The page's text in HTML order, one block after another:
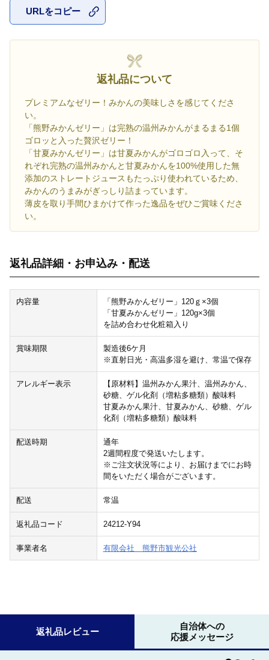
URLをコピー
返礼品について
プレミアムなゼリー！みかんの美味しさを感じてくださ
い。
「熊野みかんゼリー」は完熟の温州みかんがまるまる1個
ゴロッと入った贅沢ゼリー！
「甘夏みかんゼリー」は甘夏みかんがゴロゴロ入って、そ
れぞれ完熟の温州みかんと甘夏みかんを100%使用した無
添加のストレートジュースもたっぷり使われているため、
みかんのうまみがぎっしり詰まっています。
薄皮を取り手間ひまかけて作った逸品をぜひご賞味くださ
い。
返礼品詳細・お申込み・配送
内容量
「熊野みかんゼリー」120ｇ×3個
「甘夏みかんゼリー」120g×3個
を詰め合わせ化粧箱入り
賞味期限
製造後6ケ月
※直射日光・高温多湿を避け、常温で保存
アレルギー表示
【原材料】温州みかん果汁、温州みかん、
砂糖、ゲル化剤（増粘多糖類）酸味料
甘夏みかん果汁、甘夏みかん、砂糖、ゲル
化剤（増粘多糖類）酸味料
配送時期
通年
2週間程度で発送いたします。
※ご注文状況等により、お届けまでにお時
間をいただく場合がございます。
配送 常温
返礼品コード 24212-Y94
事業者名 有限会社 熊野市観光公社
返礼品レビュー
自治体への
応援メッセージ